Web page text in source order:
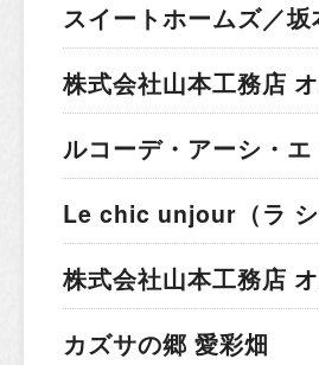
スイートホームズ／
株式会社山本工務店
ルコーデ・アーシ・
Le chic unjour（ラ
株式会社山本工務店
カズサの郷 愛彩畑